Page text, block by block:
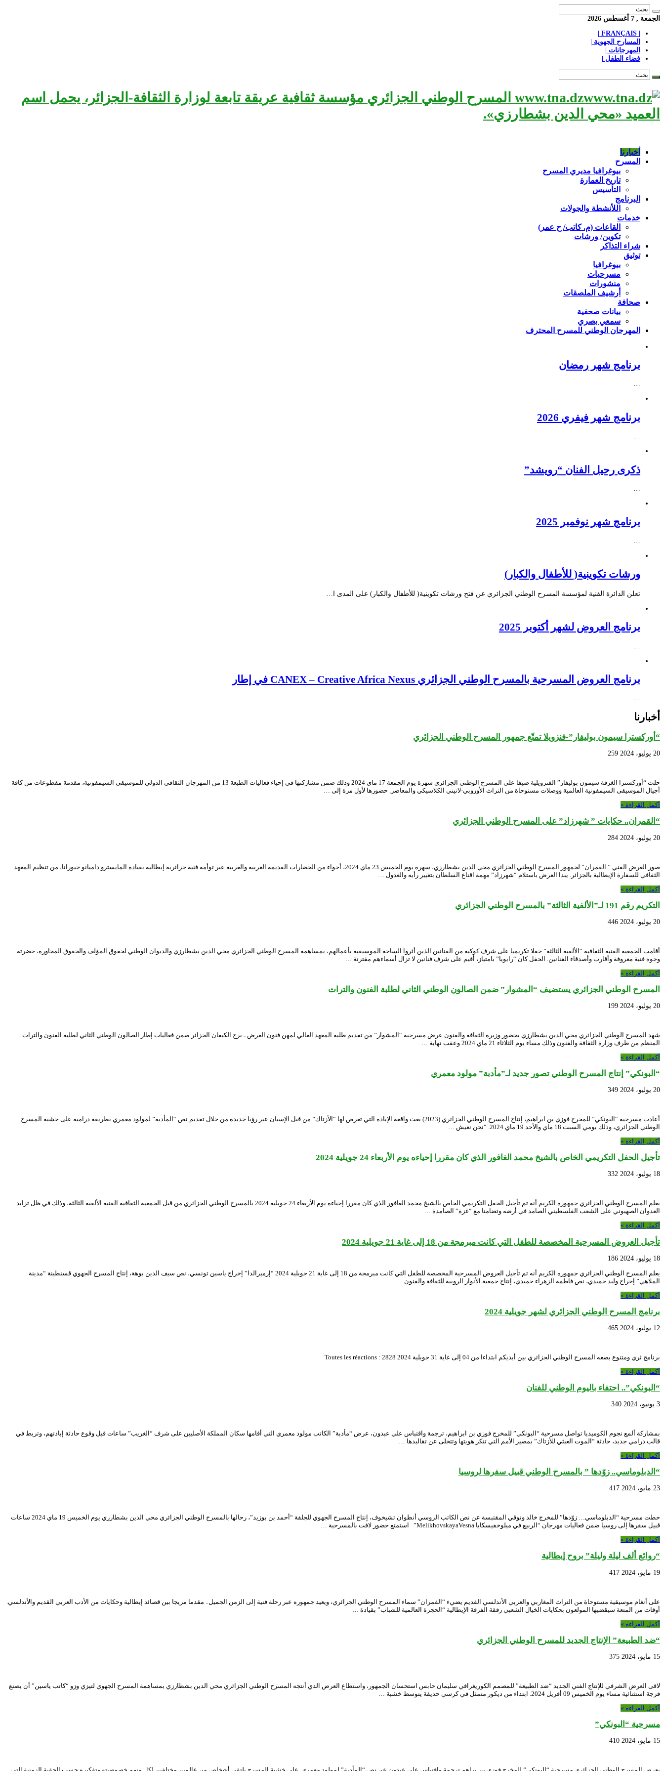
الجمعة , 7 أغسطس 2026
المسارح الجهوية |
المهرجانات |
فضاء الطفل |
www.tna.dz المسرح الوطني الجزائري مؤسسة ثقافية عريقة تابعة لوزارة الثقافة-الجزائر، يحمل اسم
العميد «محي الدين بشطارزي».
أخبارنا
المسرح
بيوغرافيا مديري المسرح
تاريخ العمارة
التأسيس
البرنامج
اللأنشطة والجولات
خدمات
القاعات (م. كاتب/ ح عمر)
تكوين/ ورشات
شراء التذاكر
توثيق
بيوغرافيا
مسرحيات
منشورات
أرشيف الملصقات
صحافة
بيانات صحفية
سمعي بصري
المهرجان الوطني للمسرح المحترف
برنامج شهر رمضان
…
برنامج شهر فيفري 2026
…
ذكرى رحيل الفنان “رويشد”
…
برنامج شهر نوفمبر 2025
ورشات تكوينية( للأطفال والكبار)
تعلن الدائرة الفنية لمؤسسة المسرح الوطني الجزائري عن فتح ورشات تكوينية( للأطفال والكبار) على المدى ا…
برنامج العروض لشهر أكتوبر 2025
برنامج العروض المسرحية بالمسرح الوطني الجزائري CANEX – Creative Africa Nexus في إطار
…
أخبارنا
“أوركسترا سيمون بوليفار”-فنزويلا تمتّع جمهور المسرح الوطني الجزائري
20 يوليو، 2024 259
حلت “أوركسترا الغرفة سيمون بوليفار” الفنزويلية ضيفا على المسرح الوطني الجزائري سهرة يوم الجمعة 17 ماي 2024 وذلك ضمن مشاركتها في إحياء فعاليات الطبعة 13 من المهرجان الثقافي الدولي للموسيقى السيمفونية، مقدمة مقطوعات من كافة
أجيال الموسيقى السيمفونية العالمية ووصلات مستوحاة من التراث الأوروبي-لاتيني الكلاسيكي والمعاصر. حضورها لأول مرة إلى …
أكمل القراءة »
“القمران.. حكايات ” شهرزاد” على المسرح الوطني الجزائري
20 يوليو، 2024 284
صور العرض الفني ” القمران” لجمهور المسرح الوطني الجزائري محي الدين بشطارزي، سهرة يوم الخميس 23 ماي 2024، أجواء من الحضارات القديمة العربية والغربية عبر توأمة فنية جزائرية إيطالية بقيادة المايسترو داميانو جيورانا، من تنظيم المعهد
الثقافي للسفارة الإيطالية بالجزائر. يبدا العرض باستلام “شهرزاد” مهمة اقناع السلطان بتغيير رأيه والعدول …
أكمل القراءة »
التكريم رقم 191 لـ”الألفية الثالثة” بالمسرح الوطني الجزائري
20 يوليو، 2024 446
أقامت الجمعية الفنية الثقافية “الألفية الثالثة” حفلا تكريميا على شرف كوكبة من الفنانين الذين أثروا الساحة الموسيقية بأعمالهم، بمساهمة المسرح الوطني الجزائري محي الدين بشطارزي والديوان الوطني لحقوق المؤلف والحقوق المجاورة، حضرته
وجوه فنية معروفة وأقارب وأصدقاء الفنانين. الحفل كان “رايويا” بامتياز، أقيم على شرف فنانين لا تزال أسماءهم مقترنة …
أكمل القراءة »
المسرح الوطني الجزائري يستضيف “المشوار” ضمن الصالون الوطني الثاني لطلبة الفنون والتراث
20 يوليو، 2024 199
شهد المسرح الوطني الجزائري محي الدين بشطارزي بحضور وزيرة الثقافة والفنون عرض مسرحية “المشوار” من تقديم طلبة المعهد العالي لمهن فنون العرض ـ برج الكيفان الجزائر ضمن فعاليات إطار الصالون الوطني الثاني لطلبة الفنون والتراث
المنظم من طرف وزارة الثقافة والفنون وذلك مساء يوم الثلاثاء 21 ماي 2024 وعقب نهاية …
أكمل القراءة »
“البونكي” إنتاج المسرح الوطني تصور جديد لـ”مأدبة” مولود معمري
20 يوليو، 2024 349
أعادت مسرحية “البونكي” للمخرج فوزي بن ابراهيم، إنتاج المسرح الوطني الجزائري (2023) بعث واقعة الإبادة التي تعرض لها “الأزتاك” من قبل الإسبان عبر رؤيا جديدة من خلال تقديم نص “المأدبة” لمولود معمري بطريقة درامية على خشبة المسرح
الوطني الجزائري، وذلك يومي السبت 18 ماي والأحد 19 ماي 2024. “نحن نعيش …
أكمل القراءة »
تأجيل الحفل التكريمي الخاص بالشيخ محمد الغافور الذي كان مقررا إحياءه يوم الأربعاء 24 جويلية 2024
18 يوليو، 2024 332
يعلم المسرح الوطني الجزائري جمهوره الكريم أنه تم تأجيل الحفل التكريمي الخاص بالشيخ محمد الغافور الذي كان مقررا إحياءه يوم الأربعاء 24 جويلية 2024 بالمسرح الوطني الجزائري من قبل الجمعية الثقافية الفنية الألفية الثالثة، وذلك في ظل تزايد
العدوان الصهيوني على الشعب الفلسطيني الصامد في أرضه وتضامنا مع “غزة” الصامدة …
أكمل القراءة »
تأجيل العروض المسرحية المخصصة للطفل التي كانت مبرمجة من 18 إلى غاية 21 جويلية 2024
18 يوليو، 2024
186
يعلم المسرح الوطني الجزائري جمهوره الكريم أنه تم تأجيل العروض المسرحية المخصصة للطفل التي كانت مبرمجة من 18 إلى غاية 21 جويلية 2024 “إزميرالدا” إخراج ياسين تونسي، نص سيف الدين بوهة، إنتاج المسرح الجهوي قسنطينة “مدينة
الملاهي” إخراج وليد حميدي، نص فاطمة الزهراء حميدي، إنتاج جمعية الأنوار الروبية للثقافة والفنون
أكمل القراءة »
برنامج المسرح الوطني الجزائري لشهر جويلية 2024
12 يوليو، 2024 465
برنامج ثري ومتنوع يضعه المسرح الوطني الجزائري بين أيديكم ابتداءا من 04 إلى غاية 31 جويلية 2024 Toutes les réactions : 2828
أكمل القراءة »
“البونكي”.. احتفاء باليوم الوطني للفنان
3 يونيو، 2024 340
بمشاركة ألمع نجوم الكوميديا تواصل مسرحية “البونكي” للمخرج فوزي بن ابراهيم، ترجمة واقتباس علي عبدون، عرض “مأدبة” الكاتب مولود معمري التي أقامها سكان المملكة الأصليين على شرف “الغريب” ساعات قبل وقوع حادثة إبادتهم، وتربط في
قالب درامي جديد، حادثة “الموت العبثي للأزتاك” بمصير الأمم التي تنكر هويتها وتتخلى عن تقاليدها …
أكمل القراءة »
“الدبلوماسي.. زوّدها ” بالمسرح الوطني قبيل سفرها لروسيا
23 مايو، 2024 417
حطت مسرحية “الدبلوماسي… زوّدها” للمخرج خالد ونوقي المقتبسة عن نص الكاتب الروسي أنطوان تشيخوف، إنتاج المسرح الجهوي للجلفة “أحمد بن بوزيد”، رحالها بالمسرح الوطني الجزائري محي الدين بشطارزي يوم الخميس 19 ماي 2024 ساعات
قبيل سفرها إلى روسيا ضمن فعاليات مهرجان “الربيع في ميلوخفيسكايا MelikhovskayaVesna” استمتع حضور لافت بالمسرحية …
أكمل القراءة »
“روائع ألف ليلة وليلة” بروح إيطالية
19 مايو، 2024 417
على أنغام موسيقية مستوحاة من التراث المغاربي والعربي الأندلسي القديم يضيء “القمران” سماء المسرح الوطني الجزائري، ويعيد جمهوره عبر رحلة فنية إلى الزمن الجميل.. مقدما مزيجا بين قصائد إيطالية وحكايات من الأدب العربي القديم والأندلسي.
أوقات من المتعة سيقضيها المولعون بحكايات الخيال الشعبي رفقة الفرقة الإيطالية “الحجرة العالمية للشباب” بقيادة …
أكمل القراءة »
“ضد الطبيعة” الإنتاج الجديد للمسرح الوطني الجزائري
15 مايو، 2024 375
لاقى العرض الشرفي للإنتاج الفني الجديد “ضد الطبيعة” للمصمم الكوريغرافي سليمان حابس استحسان الجمهور، واستطاع العرض الذي أنتجه المسرح الوطني الجزائري محي الدين بشطارزي بمساهمة المسرح الجهوي لتيزي وزو “كاتب ياسين” أن يصنع
فرجة استثنائية مساء يوم الخميس 09 أفريل 2024. ابتداء من ديكور متمثل في كرسي حديقة يتوسط خشبة …
أكمل القراءة »
مسرحية “البونكي”
15 مايو، 2024 410